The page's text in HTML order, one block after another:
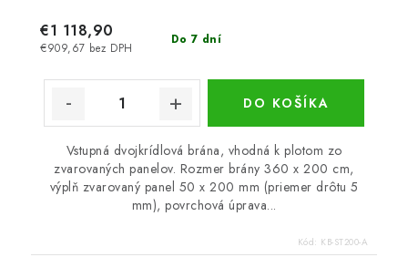
Do 7 dní
€909,67 bez DPH
€1 118,90
DO KOŠÍKA
Vstupná dvojkrídlová brána, vhodná k plotom zo
zvarovaných panelov. Rozmer brány 360 x 200 cm,
výplň zvarovaný panel 50 x 200 mm (priemer drôtu 5
mm), povrchová úprava...
Kód: KB-ST200-A